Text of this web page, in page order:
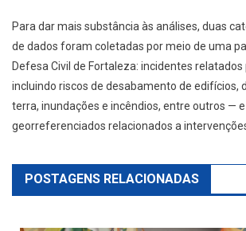
Para dar mais substância às análises, duas
de dados foram coletadas por meio de uma
Defesa Civil de Fortaleza: incidentes
incluindo riscos de desabamento de edifícios,
terra, inundações e incêndios, entre outros —
georreferenciados relacionados a
POSTAGENS RELACIONADAS